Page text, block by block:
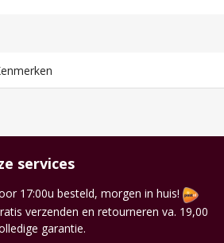
services
17:00u besteld, morgen in huis!
verzenden en retourneren va. 19,00
garantie.